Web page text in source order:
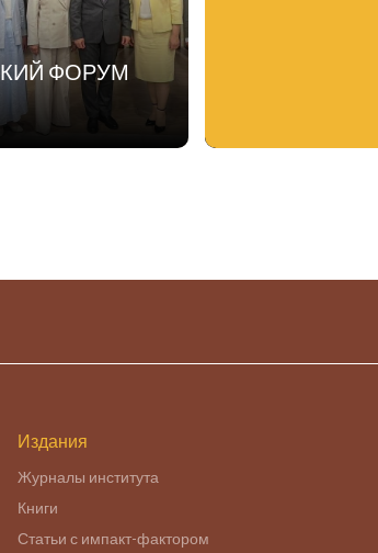
ФОРУМ
Издания
Журналы института
Книги
Статьи с импакт-фактором